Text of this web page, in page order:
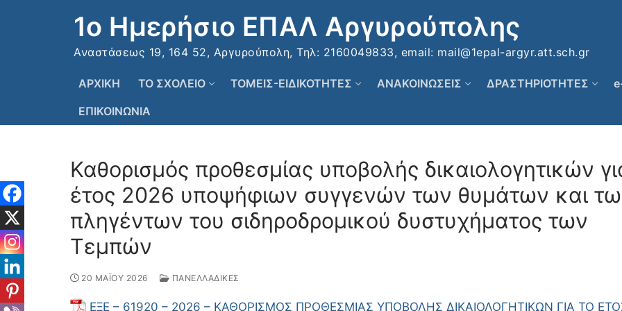
1ο Ημερήσιο ΕΠΑΛ Αργυρούπολης
Αναστάσεως 19, 164 52, Αργυρούπολη, Τηλ: 2160049833, email: mail@1epal-argyr.att.sch.gr
ΑΡΧΙΚΗ ΤΟ ΣΧΟΛΕΙΟ ΤΟΜΕΙΣ-ΕΙΔΙΚΟΤΗΤΕΣ ΑΝΑΚΟΙΝΩΣΕΙΣ ΔΡΑΣΤΗΡΙΟΤΗΤΕΣ
ΕΠΙΚΟΙΝΩΝΙΑ
Καθορισμός προθεσμίας υποβολής δικαιολογητικών
έτος 2026 υποψήφιων συγγενών των θυμάτων και
πληγέντων του σιδηροδρομικού δυστυχήματος των
Τεμπών
20 ΜΑΪΟΥ 2026 ΠΑΝΕΛΛΑΔΙΚΕΣ
ΕΞΕ – 61920 – 2026 – ΚΑΘΟΡΙΣΜΟΣ ΠΡΟΘΕΣΜΙΑΣ ΥΠΟΒΟΛΗΣ ΔΙΚΑΙΟΛΟΓΗΤΙΚΩΝ ΓΙΑ ΤΟ